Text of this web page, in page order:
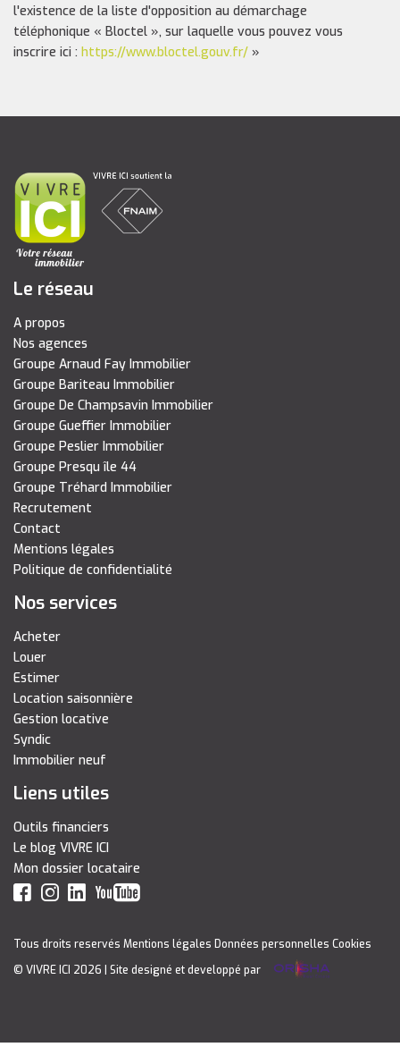
l'existence de la liste d'opposition au démarchage
téléphonique « Bloctel », sur laquelle vous pouvez vous
inscrire ici : https://www.bloctel.gouv.fr/ »
Le réseau
A propos
Nos agences
Groupe Arnaud Fay Immobilier
Groupe Bariteau Immobilier
Groupe De Champsavin Immobilier
Groupe Gueffier Immobilier
Groupe Peslier Immobilier
Groupe Presqu île 44
Groupe Tréhard Immobilier
Recrutement
Contact
Mentions légales
Politique de confidentialité
Nos services
Acheter
Louer
Estimer
Location saisonnière
Gestion locative
Syndic
Immobilier neuf
Liens utiles
Outils financiers
Le blog VIVRE ICI
Mon dossier locataire
Tous droits reservés Mentions légales Données personnelles Cookies
© VIVRE ICI 2026
| Site designé et developpé par